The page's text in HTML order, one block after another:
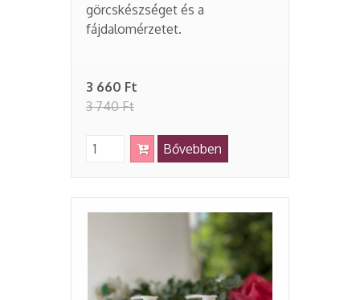
görcskészséget és a
fájdalomérzetet.
3 660 Ft
3 740 Ft
Bővebben